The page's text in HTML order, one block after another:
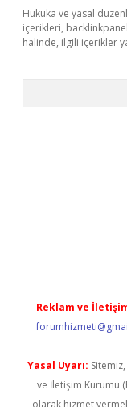
Hukuka ve yasal
içerikleri,
halinde, ilgili içerikler
Reklam ve
Yasal Uyarı:
ve İletişim Kurumu
olarak hizmet